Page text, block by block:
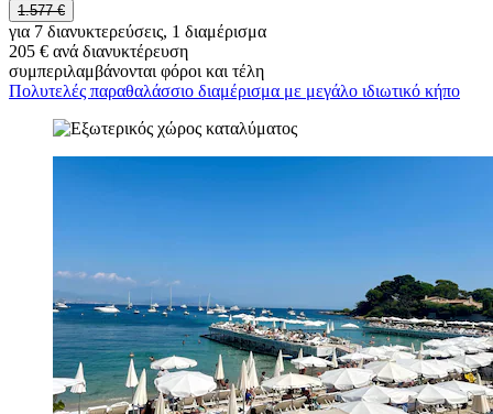
1.577 €
για 7 διανυκτερεύσεις, 1 διαμέρισμα
205 € ανά διανυκτέρευση
συμπεριλαμβάνονται φόροι και τέλη
Πολυτελές παραθαλάσσιο διαμέρισμα με μεγάλο ιδιωτικό κήπο